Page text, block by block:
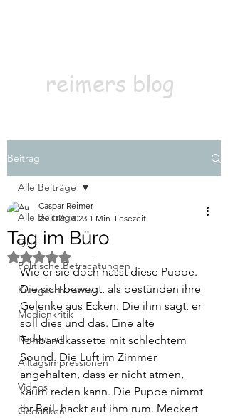
reimers blog
Beitrag
Alle Beiträge
Lyrik
Politische Betrachtungen
Kurzgeschichten
Medienkritik
Redensart
Alltagsimpressionen
Videos
Gedanken
Alle Beiträge
Tag im Büro
Caspar Reimer
25. Okt. 2023 1 Min. Lesezeit
Mit NaN von 5 Sternen bewertet.
Wie er sie doch hasst diese Puppe.
Die sich bewegt, als bestünden ihre
Gelenke aus Ecken. Die ihm sagt, er
soll dies und das. Eine alte
Tonbandkassette mit schlechtem
Sound. Die Luft im Zimmer
angehalten, dass er nicht atmen,
kaum reden kann. Die Puppe nimmt
ihr Beil, hackt auf ihm rum. Meckert